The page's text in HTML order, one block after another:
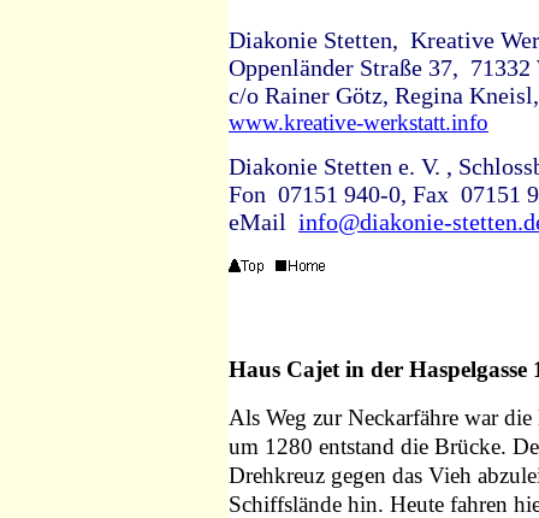
Diakonie Stetten, Kreative
Oppenländer Straße 37,
c/o Rainer Götz, Regina
www.kreative-werkstatt.info
Diakonie Stetten e. V. ,
Fon 07151 940-0, Fax 07151
eMail info@diakonie-
Haus Cajet in der Haspelgasse
Als Weg zur Neckarfähre war die
um 1280 entstand die Brücke.
Drehkreuz gegen das Vieh
Schiffslände hin. Heute fahren